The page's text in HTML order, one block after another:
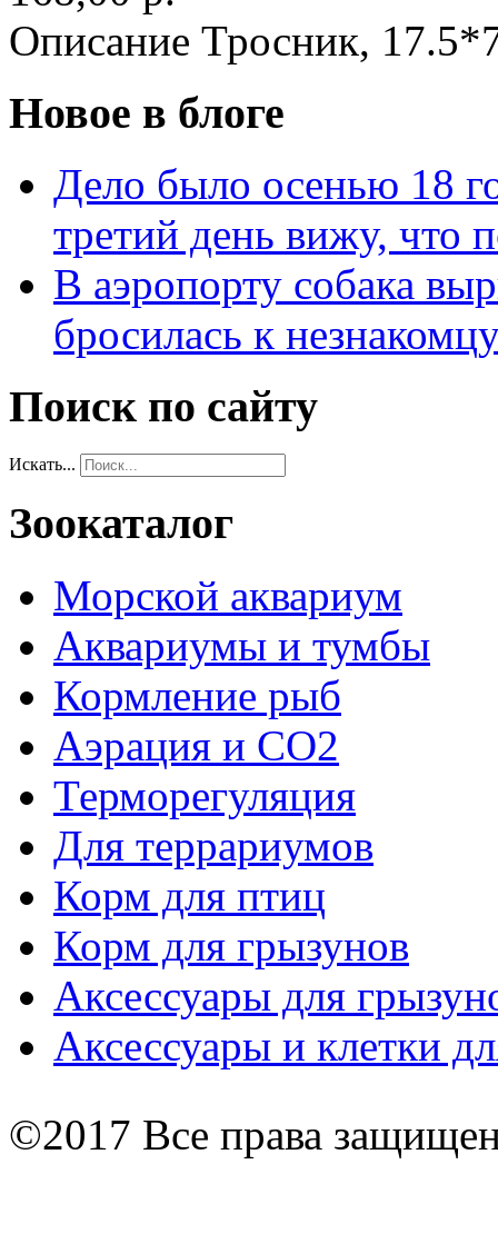
Описание Тросник,
Новое в блоге
Дело было осенью 18
третий день вижу, что
В аэропорту собака
бросилась к
Поиск по сайту
Искать...
Зоокаталог
Морской аквариум
Аквариумы и тумбы
Кормление рыб
Аэрация и СО2
Терморегуляция
Для террариумов
Корм для птиц
Корм для грызунов
Аксессуары для
Аксессуары и клетки
©2017 Все права